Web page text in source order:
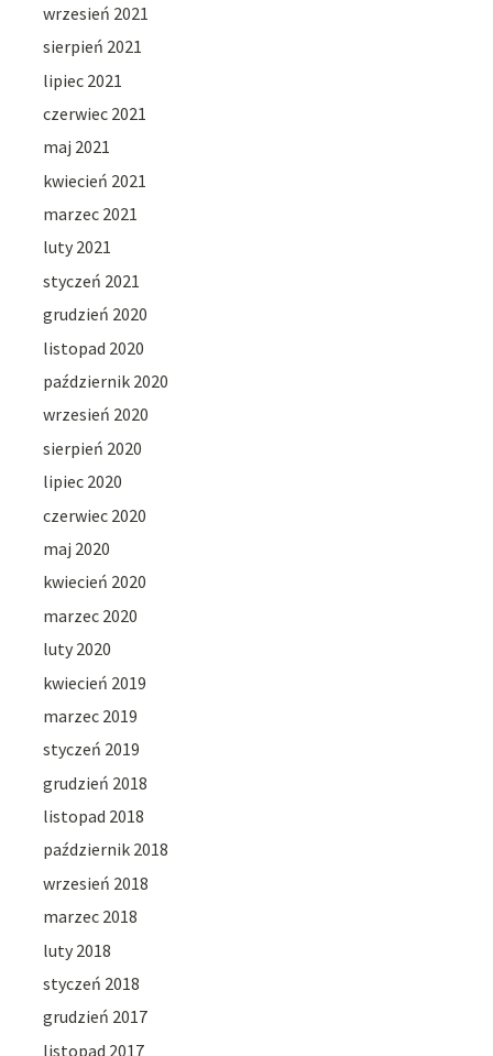
wrzesień 2021
sierpień 2021
lipiec 2021
czerwiec 2021
maj 2021
kwiecień 2021
marzec 2021
luty 2021
styczeń 2021
grudzień 2020
listopad 2020
październik 2020
wrzesień 2020
sierpień 2020
lipiec 2020
czerwiec 2020
maj 2020
kwiecień 2020
marzec 2020
luty 2020
kwiecień 2019
marzec 2019
styczeń 2019
grudzień 2018
listopad 2018
październik 2018
wrzesień 2018
marzec 2018
luty 2018
styczeń 2018
grudzień 2017
listopad 2017